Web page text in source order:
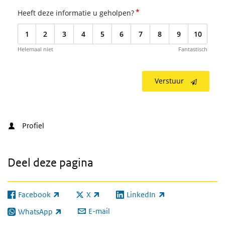
Heeft deze informatie u geholpen?*
1 2 3 4 5 6 7 8 9 10
Helemaal niet Fantastisch
Verstuur
Profiel
Deel deze pagina
Facebook
(externe link) X
(externe link) LinkedIn
(externe link)
WhatsApp
(externe link) E-mail